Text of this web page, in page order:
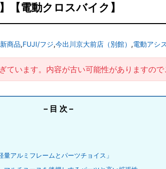
【電動クロスバイク】
新商品,FUJI/フジ,今出川京大前店（別館） ,電動アシ
ています。内容が古い可能性がありますので
– 目 次 –
アルミフレームとパーツチョイス」